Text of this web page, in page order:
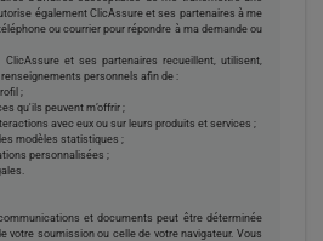
également ClicAssure et ses partenaires à me
ou courrier pour répondre à ma demande ou
et ses partenaires recueillent, utilisent,
personnels afin de :
;
qu'ils peuvent m’offrir ;
avec eux ou sur leurs produits et services ;
modèles statistiques ;
personnalisées ;
et documents peut être déterminée
votre soumission ou celle de votre navigateur. Vous